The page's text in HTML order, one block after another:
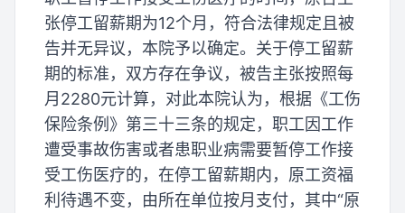
张停工留薪期为12个月，符合法律规定且被
告并无异议，本院予以确定。关于停工留薪
期的标准，双方存在争议，被告主张按照每
月2280元计算，对此本院认为，根据《工伤
保险条例》第三十三条的规定，职工因工作
遭受事故伤害或者患职业病需要暂停工作接
受工伤医疗的，在停工留薪期内，原工资福
利待遇不变，由所在单位按月支付，其中“原